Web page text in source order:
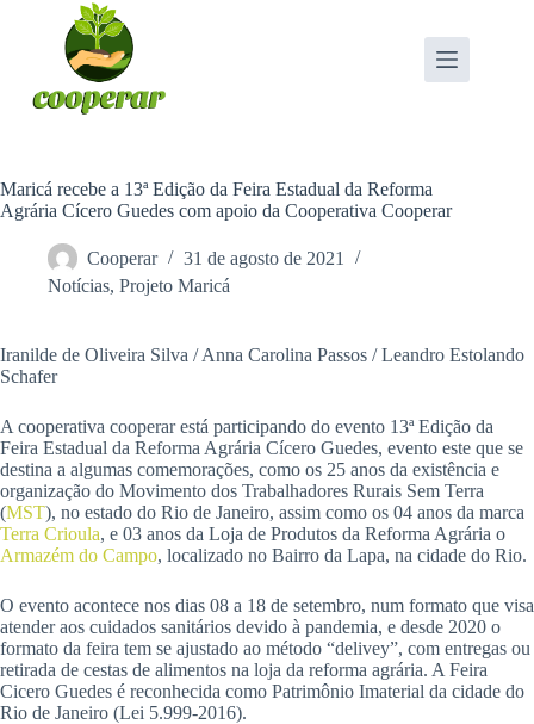
Maricá recebe a 13ª Edição da Feira Estadual da Reforma
Agrária Cícero Guedes com apoio da Cooperativa Cooperar
Cooperar
31 de agosto de 2021
Notícias, Projeto Maricá
Iranilde de Oliveira Silva / Anna Carolina Passos / Leandro Estolando
Schafer
A cooperativa cooperar está participando do evento 13ª Edição da
Feira Estadual da Reforma Agrária Cícero Guedes, evento este que se
destina a algumas comemorações, como os 25 anos da existência e
organização do Movimento dos Trabalhadores Rurais Sem Terra
(MST), no estado do Rio de Janeiro, assim como os 04 anos da marca
Terra Crioula, e 03 anos da Loja de Produtos da Reforma Agrária o
Armazém do Campo, localizado no Bairro da Lapa, na cidade do Rio.
O evento acontece nos dias 08 a 18 de setembro, num formato que visa
atender aos cuidados sanitários devido à pandemia, e desde 2020 o
formato da feira tem se ajustado ao método “delivey”, com entregas ou
retirada de cestas de alimentos na loja da reforma agrária. A Feira
Cicero Guedes é reconhecida como Patrimônio Imaterial da cidade do
Rio de Janeiro (Lei 5.999-2016).